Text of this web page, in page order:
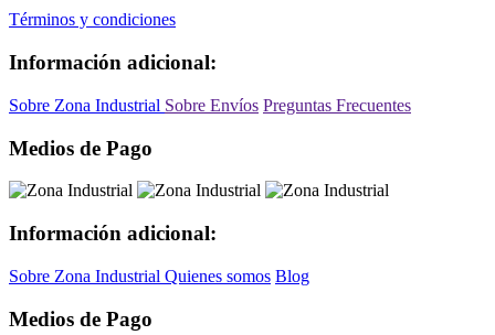
Términos y condiciones
Información adicional:
Sobre Zona Industrial Sobre Envíos Preguntas Frecuentes
Medios de Pago
Información adicional:
Sobre Zona Industrial Quienes somos Blog
Medios de Pago